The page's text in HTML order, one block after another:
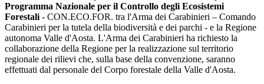
Programma Nazionale per il Controllo degli Ecosistemi
Forestali- CON.ECO.FOR. tra l'Arma dei Carabinieri – Comando
Carabinieri per la tutela della biodiversità e dei parchi - e la Regione
autonoma Valle d'Aosta. L'Arma dei Carabinieri ha richiesto la
collaborazione della Regione per la realizzazione sul territorio
regionale dei rilievi che, sulla base della convenzione, saranno
effettuati dal personale del Corpo forestale della Valle d'Aosta.